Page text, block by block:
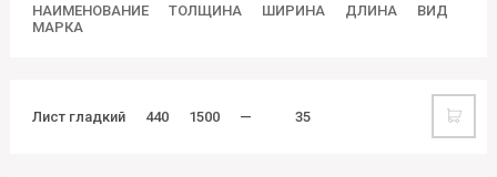
НАИМЕНОВАНИЕ ТОЛЩИНА ШИРИНА ДЛИНА
ВИД
МАРКА
Лист гладкий 440 1500 — 35